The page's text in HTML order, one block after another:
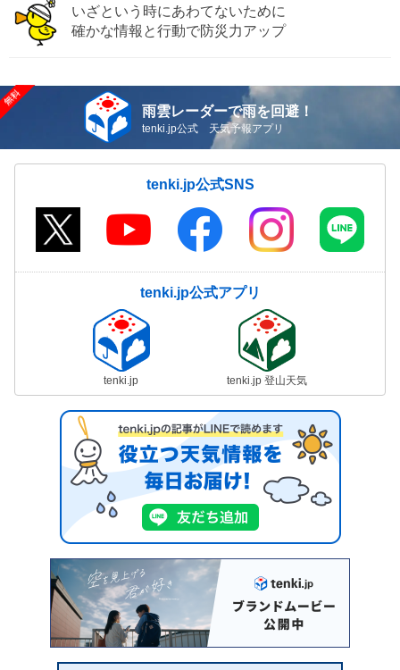
いざという時にあわてないために
確かな情報と行動で防災力アップ
雨雲レーダーで雨を回避！
tenki.jp公式 天気予報アプリ
tenki.jp公式SNS
tenki.jp公式アプリ
tenki.jp tenki.jp 登山天気